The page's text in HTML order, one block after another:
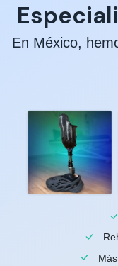
En México,